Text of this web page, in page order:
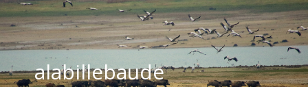
alabillebaude